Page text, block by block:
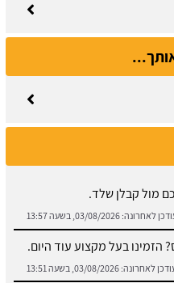
מול קבלן שלד.
לאחרונה: 03/08/2026, בשעה 13:57
הזמינו בעל מקצוע עוד היום.
לאחרונה: 03/08/2026, בשעה 13:51